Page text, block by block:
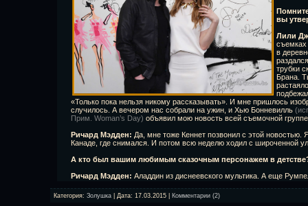
вы
Лили
съемках
в
трубки
Брана.
«Только пока нельзя никому рассказывать». И мне пришлось
случилось. А вечером нас собрали на ужин, и Хью Бонневилль
Прим. Woman’s Day) объявил мою новость всей съемочной
Ричард Мэдден: Да, мне тоже Кеннет позвонил с этой новостью.
Канаде, где снимался. И потом всю неделю ходил с широченной
А кто был вашим любимым сказочным персонажем в
Ричард Мэдден: Аладдин из диснеевского мультика. А еще
Категория: Золушка | Дата: 17.03.2015 Комментарии (2)